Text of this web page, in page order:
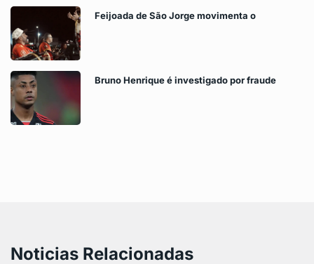
Feijoada de São Jorge movimenta o
Bruno Henrique é investigado por fraude
Noticias Relacionadas